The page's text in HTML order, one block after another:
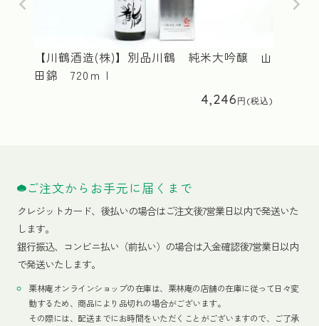
【川鶴酒造(株)】別品川鶴 純米大吟醸 山
田錦 720ｍｌ
4,246
ご注文からお手元に届くまで
クレジットカード、 後払いの場合はご注文後7営業日以内で発送いた
します。
銀行振込、コンビニ払い（前払い）の場合は入金確認後7営業日以内
で発送いたします。
栗林庵オンラインショップの在庫は、栗林庵の店舗の在庫に従って日々変
動するため、商品により品切れの場合がございます。
その際には、配送までにお時間をいただくことがございますので、ご了承